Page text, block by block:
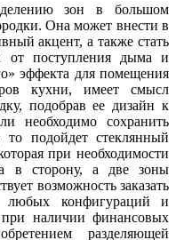
зон в большом
Она может внести в
акцент, а также стать
от поступления дыма и
эффекта для помещения
кухни, имеет смысл
подобрав ее дизайн к
необходимо сохранить
то подойдет стеклянный
при необходимости
в сторону, а две зоны
возможность заказать
любых конфигураций и
наличии финансовых
разделяющей